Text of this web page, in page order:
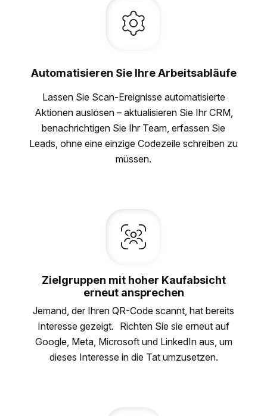
Automatisieren Sie Ihre Arbeitsabläufe
Lassen Sie Scan-Ereignisse automatisierte
Aktionen auslösen – aktualisieren Sie Ihr CRM,
benachrichtigen Sie Ihr Team, erfassen Sie
Leads, ohne eine einzige Codezeile schreiben zu
müssen.
Zielgruppen mit hoher Kaufabsicht
erneut ansprechen
Jemand, der Ihren QR-Code scannt, hat bereits
Interesse gezeigt. Richten Sie sie erneut auf
Google, Meta, Microsoft und LinkedIn aus, um
dieses Interesse in die Tat umzusetzen.